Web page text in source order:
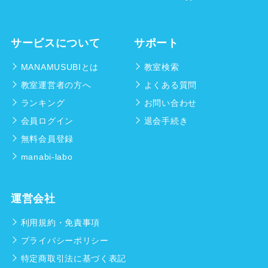
サービスについて
MANAMUSUBIとは
教室運営者の方へ
ランキング
会員ログイン
無料会員登録
manabi-labo
サポート
教室検索
よくある質問
お問い合わせ
退会手続き
運営会社
利用規約・免責事項
プライバシーポリシー
特定商取引法に基づく表記